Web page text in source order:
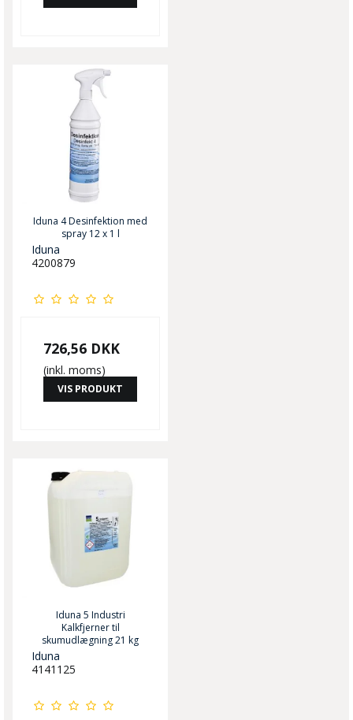
Iduna 4 Desinfektion med
spray 12 x 1 l
Iduna
4200879
726,56 DKK
(inkl. moms)
VIS PRODUKT
Iduna 5 Industri
Kalkfjerner til
skumudlægning 21 kg
Iduna
4141125